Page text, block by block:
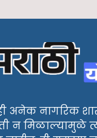
अनेक नागरिक
न मिळाल्यामुळे